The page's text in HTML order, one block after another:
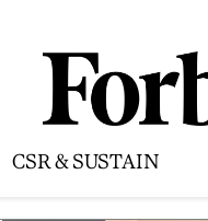
CSR & SUSTAIN